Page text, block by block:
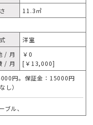
11.3㎥
洋室
/ 月
/ 月
￥0
[￥13,000]
円。保証金：15000円
し）
ル、